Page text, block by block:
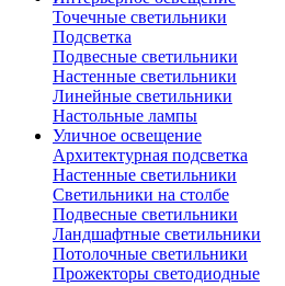
Точечные светильники
Подсветка
Подвесные светильники
Настенные светильники
Линейные светильники
Настольные лампы
Уличное освещение
Архитектурная подсветка
Настенные светильники
Светильники на столбе
Подвесные светильники
Ландшафтные светильники
Потолочные светильники
Прожекторы светодиодные